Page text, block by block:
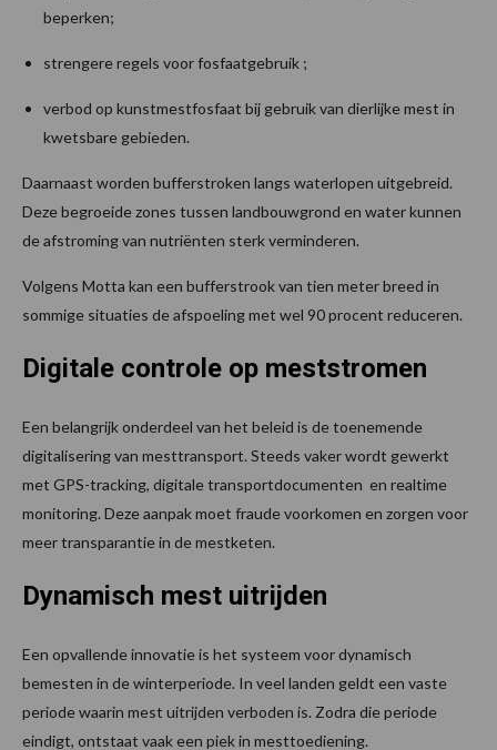
beperken;
strengere regels voor fosfaatgebruik ;
verbod op kunstmestfosfaat bij gebruik van dierlijke mest in
kwetsbare gebieden.
Daarnaast worden bufferstroken langs waterlopen uitgebreid.
Deze begroeide zones tussen landbouwgrond en water kunnen
de afstroming van nutriënten sterk verminderen.
Volgens Motta kan een bufferstrook van tien meter breed in
sommige situaties de afspoeling met wel 90 procent reduceren.
Digitale controle op meststromen
Een belangrijk onderdeel van het beleid is de toenemende
digitalisering van mesttransport. Steeds vaker wordt gewerkt
met GPS-tracking, digitale transportdocumenten en realtime
monitoring. Deze aanpak moet fraude voorkomen en zorgen voor
meer transparantie in de mestketen.
Dynamisch mest uitrijden
Een opvallende innovatie is het systeem voor dynamisch
bemesten in de winterperiode. In veel landen geldt een vaste
periode waarin mest uitrijden verboden is. Zodra die periode
eindigt, ontstaat vaak een piek in mesttoediening.